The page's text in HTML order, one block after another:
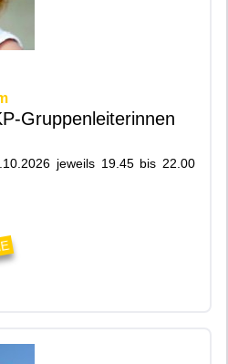
Gruppenleiterinnen
jeweils 19.45 bis 22.00